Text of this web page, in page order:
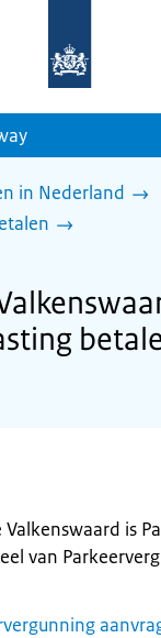
homepage
in Nederland
is
van